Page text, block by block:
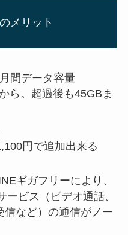
メリット
間データ容量
ら。超過後も45GBま
円で追加出来る
ギガフリーにより、
ビス（ビデオ通話、
など）の通信がノー